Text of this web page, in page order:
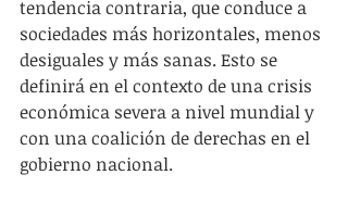
tendencia contraria, que conduce a
sociedades más horizontales, menos
desiguales y más sanas. Esto se
definirá en el contexto de una crisis
económica severa a nivel mundial y
con una coalición de derechas en el
gobierno nacional.